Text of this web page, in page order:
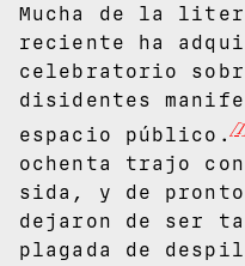
Mucha de la
reciente ha
celebratorio
disidentes
espacio público.
ochenta trajo
sida, y de
dejaron de ser
plagada de